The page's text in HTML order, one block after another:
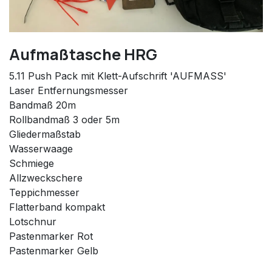
Aufmaßtasche HRG
5.11 Push Pack mit Klett-Aufschrift 'AUFMASS'
Laser Entfernungsmesser
Bandmaß 20m
Rollbandmaß 3 oder 5m
Gliedermaßstab
Wasserwaage
Schmiege
Allzweckschere
Teppichmesser
Flatterband kompakt
Lotschnur
Pastenmarker Rot
Pastenmarker Gelb